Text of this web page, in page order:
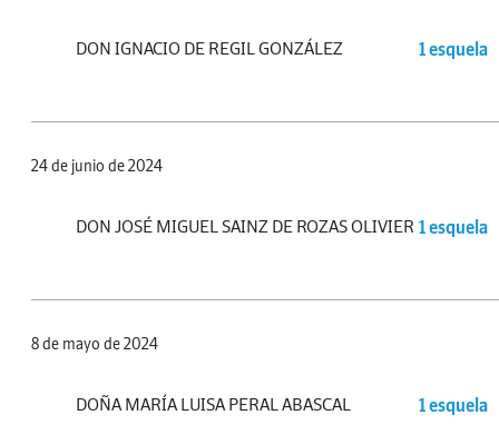
DON IGNACIO DE REGIL GONZÁLEZ 1 esquela
24 de junio de 2024
DON JOSÉ MIGUEL SAINZ DE ROZAS OLIVIER 1 esquela
8 de mayo de 2024
DOÑA MARÍA LUISA PERAL ABASCAL 1 esquela